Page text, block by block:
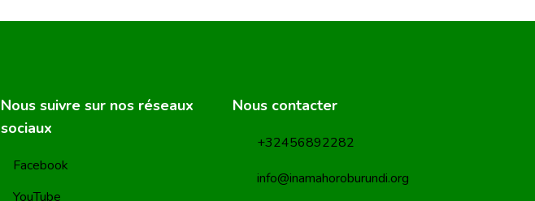
Nous suivre sur nos réseaux
sociaux
Facebook
YouTube
Nous contacter
+32456892282
info@inamahoroburundi.org